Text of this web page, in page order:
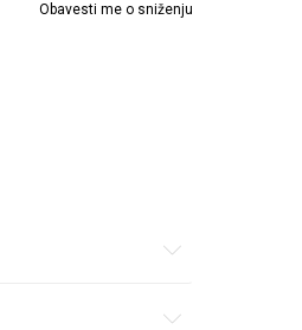
Obavesti me o sniženju